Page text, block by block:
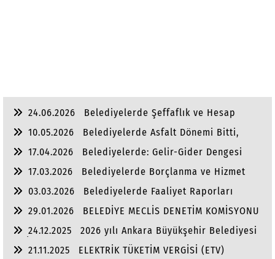
24.06.2026
Belediyelerde Şeffaflık ve Hesap
10.05.2026
Belediyelerde Asfalt Dönemi Bitti,
17.04.2026
Belediyelerde: Gelir-Gider Dengesi
17.03.2026
Belediyelerde Borçlanma ve Hizmet
03.03.2026
Belediyelerde Faaliyet Raporları
29.01.2026
BELEDİYE MECLİS DENETİM KOMİSYONU
24.12.2025
2026 yılı Ankara Büyükşehir Belediyesi
ve İlçe Belediye Bütçeleri
21.11.2025
ELEKTRİK TÜKETİM VERGİSİ (ETV)